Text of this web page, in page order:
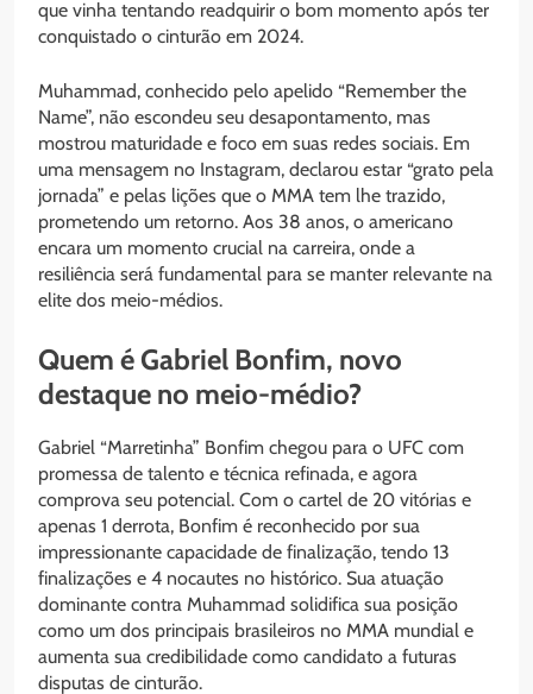
que vinha tentando readquirir o bom momento após ter
conquistado o cinturão em 2024.
Muhammad, conhecido pelo apelido “Remember the
Name”, não escondeu seu desapontamento, mas
mostrou maturidade e foco em suas redes sociais. Em
uma mensagem no Instagram, declarou estar “grato pela
jornada” e pelas lições que o MMA tem lhe trazido,
prometendo um retorno. Aos 38 anos, o americano
encara um momento crucial na carreira, onde a
resiliência será fundamental para se manter relevante na
elite dos meio-médios.
Quem é Gabriel Bonfim, novo
destaque no meio-médio?
Gabriel “Marretinha” Bonfim chegou para o UFC com
promessa de talento e técnica refinada, e agora
comprova seu potencial. Com o cartel de 20 vitórias e
apenas 1 derrota, Bonfim é reconhecido por sua
impressionante capacidade de finalização, tendo 13
finalizações e 4 nocautes no histórico. Sua atuação
dominante contra Muhammad solidifica sua posição
como um dos principais brasileiros no MMA mundial e
aumenta sua credibilidade como candidato a futuras
disputas de cinturão.